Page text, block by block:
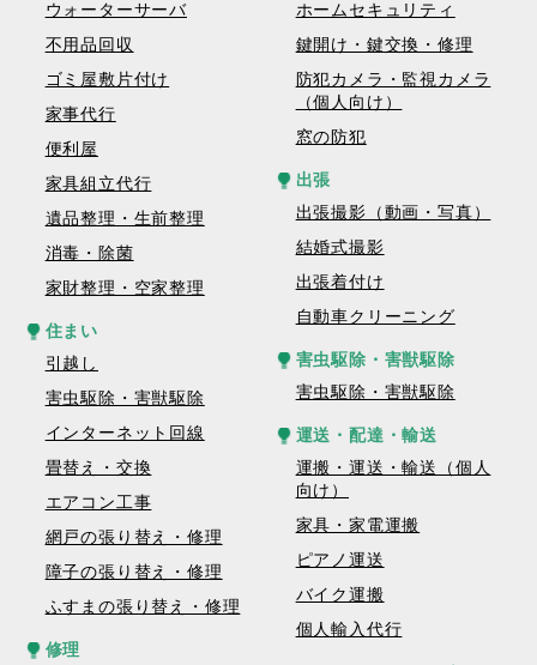
ウォーターサーバ
不用品回収
ゴミ屋敷片付け
家事代行
便利屋
家具組立代行
遺品整理・生前整理
消毒・除菌
家財整理・空家整理
住まい
引越し
害虫駆除・害獣駆除
インターネット回線
畳替え・交換
エアコン工事
網戸の張り替え・修理
障子の張り替え・修理
ふすまの張り替え・修理
修理
ホームセキュリティ
鍵開け・鍵交換・修理
防犯カメラ・監視カメラ
（個人向け）
窓の防犯
出張
出張撮影（動画・写真）
結婚式撮影
出張着付け
自動車クリーニング
害虫駆除・害獣駆除
害虫駆除・害獣駆除
運送・配達・輸送
運搬・運送・輸送（個人
向け）
家具・家電運搬
ピアノ運送
バイク運搬
個人輸入代行